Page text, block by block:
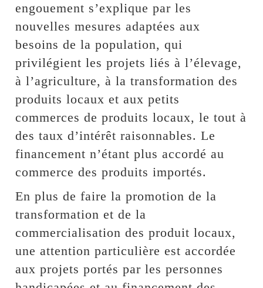
engouement s’explique par les
nouvelles mesures adaptées aux
besoins de la population, qui
privilégient les projets liés à l’élevage,
à l’agriculture, à la transformation des
produits locaux et aux petits
commerces de produits locaux, le tout à
des taux d’intérêt raisonnables. Le
financement n’étant plus accordé au
commerce des produits importés.
En plus de faire la promotion de la
transformation et de la
commercialisation des produit locaux,
une attention particulière est accordée
aux projets portés par les personnes